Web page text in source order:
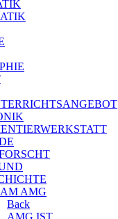
AMG
Back
AMG IST